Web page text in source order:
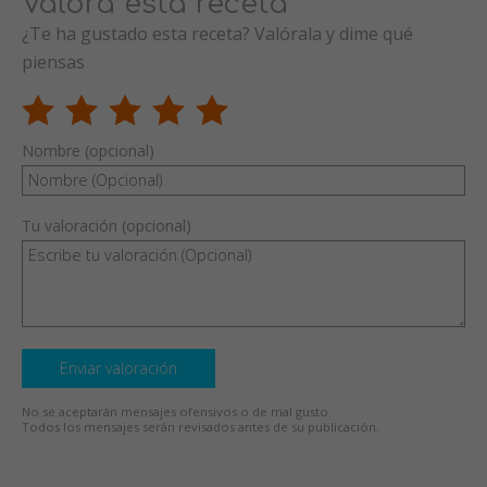
¿Te ha gustado esta receta? Valórala y dime qué
piensas
Nombre (opcional)
Tu valoración (opcional)
Enviar valoración
No se aceptarán mensajes ofensivos o de mal gusto.
Todos los mensajes serán revisados antes de su publicación.